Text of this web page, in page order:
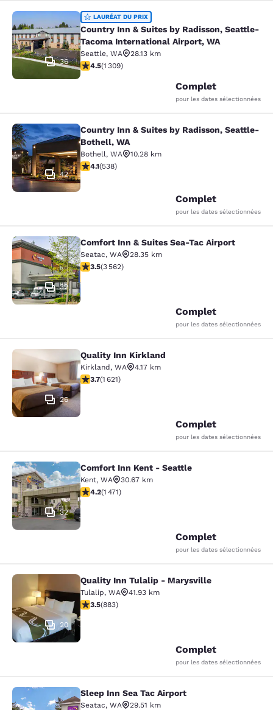
Country Inn & Suites by Radisson,
36
LAURÉAT DU PRIX
Country Inn & Suites by Radisson, Seattle-
Tacoma International Airport, WA
Seattle, WA
28.13 km
4.45 étoiles. Excellent. 1309 commentaires
4.5(1 309)
Complet
pour les dates sélectionnées
Country Inn & Suites by Radisson,
42
Country Inn & Suites by Radisson, Seattle-
Bothell, WA
Bothell, WA
10.28 km
4.09 étoiles. Très Bien. 538 commentaires
4.1(538)
Complet
pour les dates sélectionnées
Comfort Inn & Suites Sea-Tac
32
Comfort Inn & Suites Sea-Tac Airport
Seatac, WA
28.35 km
3.53 étoiles. Bien. 3562 commentaires
3.5(3 562)
Complet
pour les dates sélectionnées
Quality Inn Kirkland
26
Quality Inn Kirkland
Kirkland, WA
4.17 km
3.69 étoiles. Bien. 1621 commentaires
3.7(1 621)
Complet
pour les dates sélectionnées
Comfort Inn Kent - Seattle
32
Comfort Inn Kent - Seattle
Kent, WA
30.67 km
4.22 étoiles. Excellent. 1471 commentaires
4.2(1 471)
Complet
pour les dates sélectionnées
Quality Inn Tulalip - Marysville
20
Quality Inn Tulalip - Marysville
Tulalip, WA
41.93 km
3.53 étoiles. Bien. 883 commentaires
3.5(883)
Complet
pour les dates sélectionnées
Sleep Inn Sea Tac Airport
Sleep Inn Sea Tac Airport
Seatac, WA
29.51 km